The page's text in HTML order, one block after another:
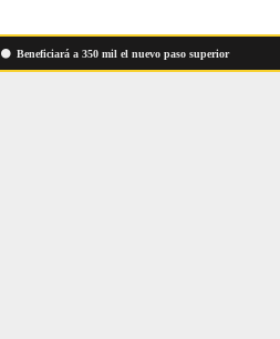
Beneficiará a 350 mil el nuevo paso superior